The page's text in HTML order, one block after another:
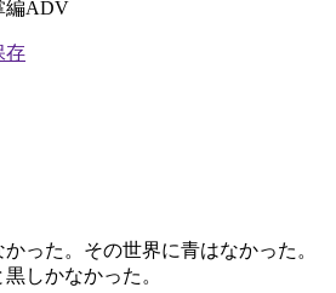
編ADV
った。その世界に青はなかった。
しかなかった。